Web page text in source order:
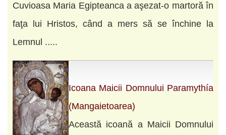
Cuvioasa Maria Egipteanca a aşezat-o martoră în
faţa lui Hristos, când a mers să se închine la
Lemnul .....
Icoana Maicii Domnului Paramythía
(Mangaietoarea)
Această icoană a Maicii Domnului